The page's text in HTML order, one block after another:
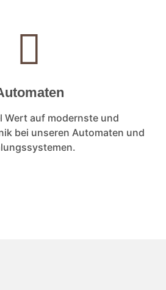
Wert auf modernste und
bei unseren Automaten und